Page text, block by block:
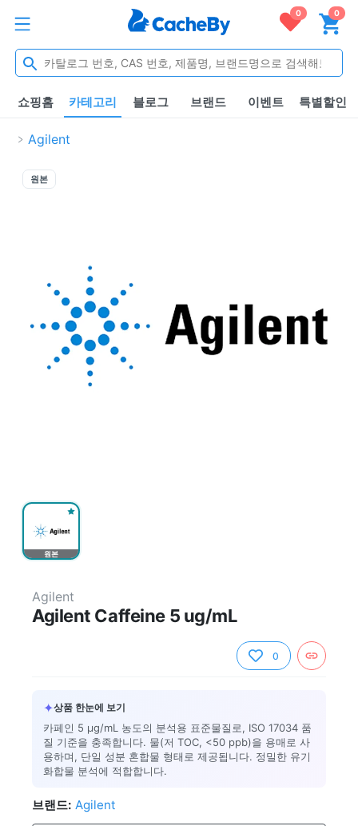
0 0
쇼핑홈 카테고리 블로그 브랜드 이벤트 특별할인
Agilent
원본
원본
Agilent
Agilent Caffeine 5 ug/mL
0
✦상품 한눈에 보기
카페인 5 µg/mL 농도의 분석용 표준물질로, ISO 17034 품
질 기준을 충족합니다. 물(저 TOC, <50 ppb)을 용매로 사
용하며, 단일 성분 혼합물 형태로 제공됩니다. 정밀한 유기
화합물 분석에 적합합니다.
브랜드: Agilent